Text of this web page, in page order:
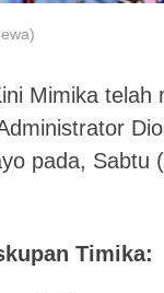
Mimika telah
pada, Sabtu
Timika: